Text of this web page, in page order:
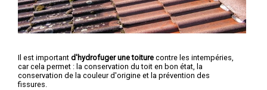
Il est important d'hydrofuger une toiture contre les intempéries,
car cela permet : la conservation du toit en bon état, la
conservation de la couleur d'origine et la prévention des
fissures.